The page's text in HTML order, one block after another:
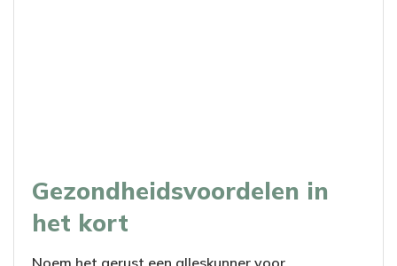
Gezondheidsvoordelen in
het kort
Noem het gerust een alleskunner voor